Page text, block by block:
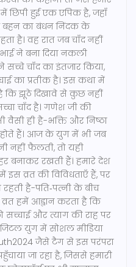
में छिपी हुई एक एपिक है, जहाँ
का बंधन निंदक के
है। वह रात जब चाँद नहीं
ने बना दिया नकली
सच्चे चाँद का इंतजार किया,
का प्रतीक है। इस कथा में
कि झूठे दिखावे से कुछ नहीं
चाँद है। गणेश जी की
वैसी ही है-भक्ति और निष्ठा
होते हैं। आज के युग में भी जब
नहीं फैलती, तो यही
बनाकर रखती हैं। हमारे देश
इस व्रत की विविधताएँ हैं, पर
है-पति‑पत्नी के बीच
व्रत हमें आह्वान करता है कि
सच्चाई और त्याग की राह पर
युग में सोशल मीडिया
जैसे टैग से इस परंपरा
जा रहा है, जिससे हमारी